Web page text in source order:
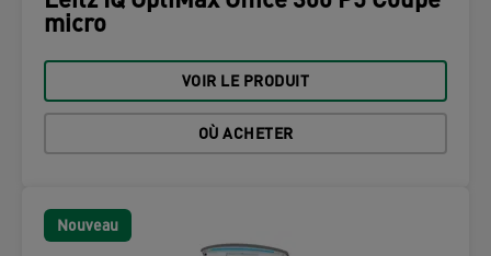
micro
VOIR LE PRODUIT
OÙ ACHETER
Nouveau